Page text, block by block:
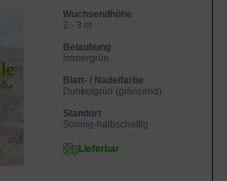
Wuchsendhöhe
2 - 3 m
Belaubung
Immergrün
Blatt- / Nadelfarbe
Dunkelgrün (glänzend)
Standort
Sonnig-halbschattig
Lieferbar